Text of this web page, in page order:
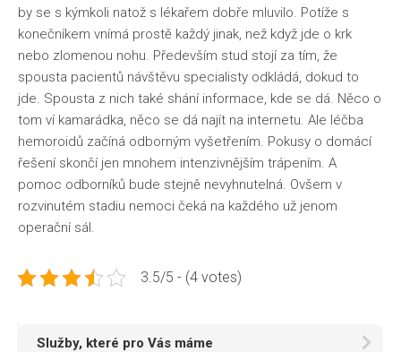
by se s kýmkoli natož s lékařem dobře mluvilo. Potíže s
konečníkem vnímá prostě každý jinak, než když jde o krk
nebo zlomenou nohu. Především stud stojí za tím, že
spousta pacientů návštěvu specialisty odkládá, dokud to
jde. Spousta z nich také shání informace, kde se dá. Něco o
tom ví kamarádka, něco se dá najít na internetu. Ale léčba
hemoroidů začíná odborným vyšetřením. Pokusy o domácí
řešení skončí jen mnohem intenzivnějším trápením. A
pomoc odborníků bude stejně nevyhnutelná. Ovšem v
rozvinutém stadiu nemoci čeká na každého už jenom
operační sál.
3.5/5 - (4 votes)
Služby, které pro Vás máme